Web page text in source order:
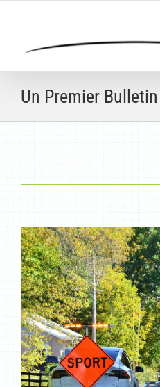
Un Premier Bulletin
Voir
l'image
agrandie